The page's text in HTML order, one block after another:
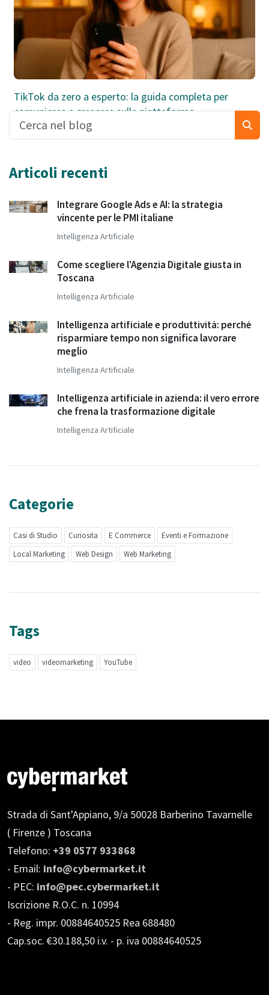
TikTok da zero a esperto: la guida completa per
comunicare e crescere sulla piattaforma
Articoli recenti
Integrare Google Ads e AI: la strategia
vincente per le PMI italiane
Intelligenza Artificiale
Come scegliere l'Agenzia Digitale giusta in
Toscana
Intelligenza Artificiale
Intelligenza artificiale e produttività: perché
risparmiare tempo non significa lavorare
meglio
Intelligenza Artificiale
Intelligenza artificiale in azienda: il vero errore
che frena la trasformazione digitale
Intelligenza Artificiale
Categorie
Casi di Studio Curiosita E Commerce
Eventi e Formazione
Local Marketing
Web Design Web Marketing
Tags
video videomarketing YouTube
Strada di Sant'Appiano, 9/a 50028 Barberino Tavarnelle
( Firenze ) Toscana
Telefono: +39 0577 933868
- Email: info@cybermarket.it
- PEC: info@pec.cybermarket.it
Iscrizione R.O.C. n. 10994
- Reg. impr. 00884640525 Rea 688480
Cap.soc. €30.188,50 i.v. - p. iva 00884640525